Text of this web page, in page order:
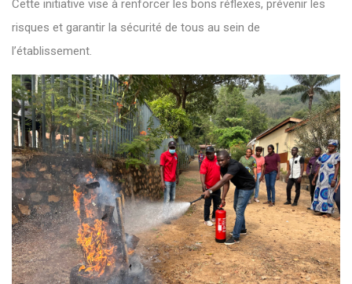
Cette initiative vise à renforcer les bons réflexes, prévenir les
risques et garantir la sécurité de tous au sein de
l’établissement.